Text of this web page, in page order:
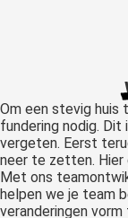
Om een stevig huis
fundering nodig.
vergeten. Eerst
neer te zetten. Hier
Met ons
helpen we je team
veranderingen vorm
van